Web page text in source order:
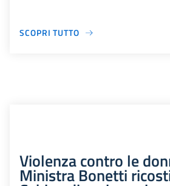
SCOPRI TUTTO
Violenza contro le
Ministra Bonetti